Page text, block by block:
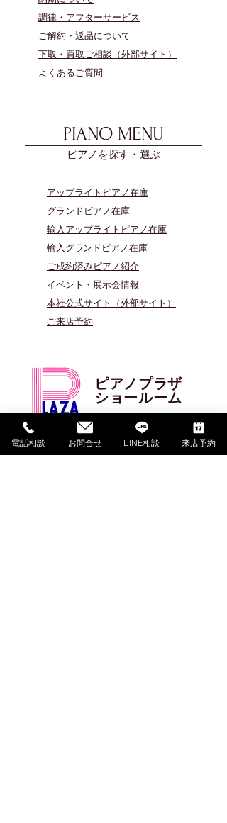
調律・アフターサービス
ご解約・返品について
下取・買取ご相談（外部サイト）
よくあるご質問
PIANO MENU
ピアノを探す・選ぶ
アップライトピアノ在庫
グランドピアノ在庫
輸入アップライトピアノ在庫
​輸入グランドピアノ在庫
​ご成約済みピアノ紹介
イベント・展示会情報
本社公式サイト（外部サイト）
​ご来店予約
ピアノプラザ
​ショールーム
TEL:04-1725-1702
FAX:04-1725-1709
電話相談 お問合せ LINE相談 来店予約